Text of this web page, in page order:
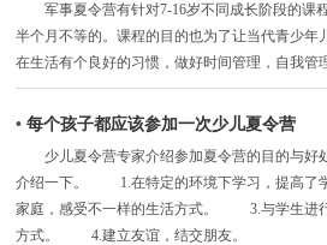
军事夏令营有针对7-16岁不同成长阶段的课
半个月不等的。课程的目的也为了让当代青少年
在生活有个良好的习惯，做好时间管理，自我管
•每个孩子都应该参加一次少儿夏令营
少儿夏令营专家介绍参加夏令营的目的与好
介绍一下。 1.在特定的环境下学习，提高
家庭，感受不一样的生活方式。 3.与学生进
方式。 4.建立友谊，结交朋友。